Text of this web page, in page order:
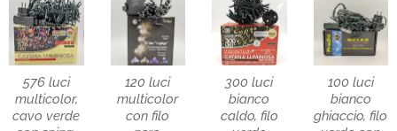
576 luci
multicolor,
cavo verde
120 luci
multicolor
con filo
300 luci
bianco
caldo, filo
100 luci
bianco
ghiaccio, filo